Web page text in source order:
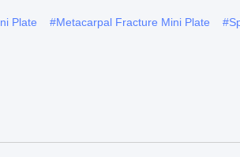
Plate #Metacarpal Fracture Mini Plate #